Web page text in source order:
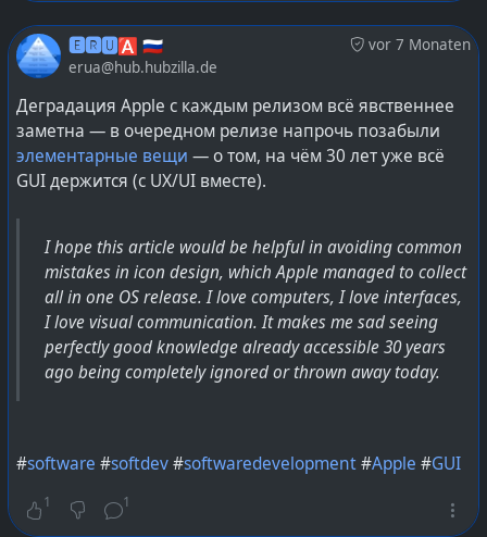
Syncthing#software#android#go#golang#syncthing
lang_ru@Russia
vor 7 Monaten
🅴🆁🆄🅰 🇷🇺
erua@hub.hubzilla.de
Деградация Apple с каждым релизом всё явственнее
заметна — в очередном релизе напрочь позабыли
элементарные вещи — о том, на чём 30 лет уже всё
GUI держится (с UX/UI вместе).
I hope this article would be helpful in avoiding common
mistakes in icon design, which Apple managed to collect
all in one OS release. I love computers, I love interfaces,
I love visual communication. It makes me sad seeing
perfectly good knowledge already accessible 30 years
ago being completely ignored or thrown away today.
#software #softdev#softwaredevelopment#Apple #GUI
1 1